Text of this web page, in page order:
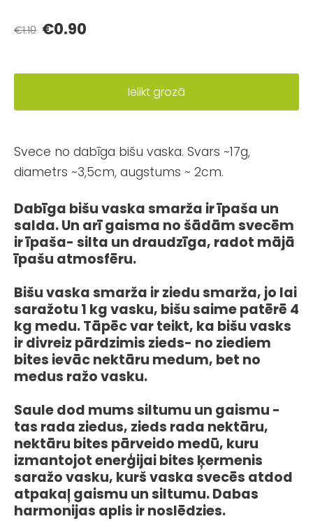
€1.10 €0.90
Ielikt grozā
Svece no dabīga bišu vaska. Svars ~17g,
diametrs ~3,5cm, augstums ~ 2cm.
Dabīga bišu vaska smarža ir īpaša un
salda. Un arī gaisma no šādām svecēm
ir īpaša- silta un draudzīga, radot mājā
īpašu atmosfēru.
Bišu vaska smarža ir ziedu smarža, jo lai
saražotu 1 kg vasku, bišu saime patērē 4
kg medu. Tāpēc var teikt, ka bišu vasks
ir divreiz pārdzimis zieds- no ziediem
bites ievāc nektāru medum, bet no
medus ražo vasku.
Saule dod mums siltumu un gaismu -
tas rada ziedus, zieds rada nektāru,
nektāru bites pārveido medū, kuru
izmantojot enerģijai bites ķermenis
saražo vasku, kurš vaska svecēs atdod
atpakaļ gaismu un siltumu. Dabas
harmonijas aplis ir noslēdzies.